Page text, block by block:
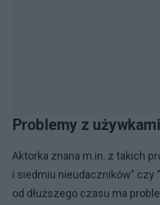
Problemy z używkami
Aktorka znana m.in. z takich
i siedmiu nieudaczników" czy
od dłuższego czasu ma